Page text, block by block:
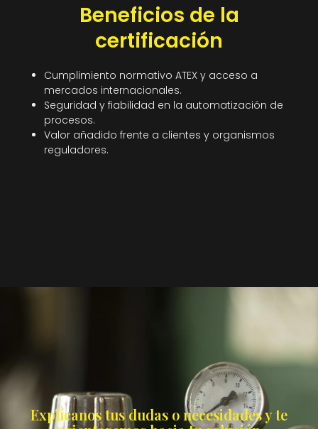
Beneficios de la
certificación
Cumplimiento normativo ATEX y acceso a
mercados internacionales.
Seguridad y fiabilidad en la automatización de
procesos.
Valor añadido frente a clientes y organismos
reguladores.
Explícanos tus dudas o necesidades y te